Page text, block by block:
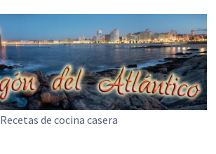
Recetas de cocina casera